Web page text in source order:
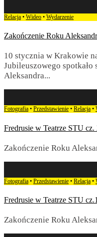
Relacja • Wideo • Wydarzenie
Zakończenie Roku
10 stycznia w Krakowie
Jubileuszowego
Aleksandra...
Fotografia • Przedstawienie • Relacja •
Fredrusie w Teatrze STU cz.
Zakończenie Roku
Fotografia • Przedstawienie • Relacja •
Fredrusie w Teatrze STU cz.1
Zakończenie Roku